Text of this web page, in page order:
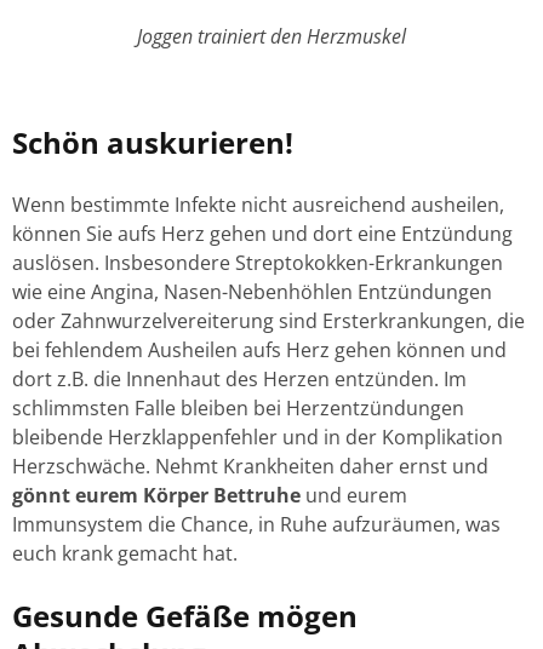
Joggen trainiert den Herzmuskel
Schön auskurieren!
Wenn bestimmte Infekte nicht ausreichend ausheilen,
können Sie aufs Herz gehen und dort eine Entzündung
auslösen. Insbesondere Streptokokken-Erkrankungen
wie eine Angina, Nasen-Nebenhöhlen Entzündungen
oder Zahnwurzelvereiterung sind Ersterkrankungen, die
bei fehlendem Ausheilen aufs Herz gehen können und
dort z.B. die Innenhaut des Herzen entzünden. Im
schlimmsten Falle bleiben bei Herzentzündungen
bleibende Herzklappenfehler und in der Komplikation
Herzschwäche. Nehmt Krankheiten daher ernst und
gönnt eurem Körper Bettruhe und eurem
Immunsystem die Chance, in Ruhe aufzuräumen, was
euch krank gemacht hat.
Gesunde Gefäße mögen